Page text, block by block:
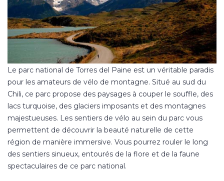
Le parc national de Torres del Paine est un véritable paradis
pour les amateurs de vélo de montagne. Situé au sud du
Chili, ce parc propose des paysages à couper le souffle, des
lacs turquoise, des glaciers imposants et des montagnes
majestueuses. Les sentiers de vélo au sein du parc vous
permettent de découvrir la beauté naturelle de cette
région de manière immersive. Vous pourrez rouler le long
des sentiers sinueux, entourés de la flore et de la faune
spectaculaires de ce parc national.